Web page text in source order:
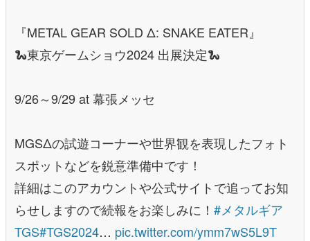
『METAL GEAR SOLD Δ: SNAKE EATER』
🐍東京ゲームショウ2024 出展決定🐍
9/26～9/29 at 幕張メッセ
MGSΔの試遊コーナーや世界観を表現したフォト
スポットなどを鋭意準備中です！
詳細はこのアカウントや公式サイトで追ってお知
らせしますので続報をお楽しみに！ #メタルギア
TGS#TGS2024… pic.twitter.com/ymm7wS5L9T